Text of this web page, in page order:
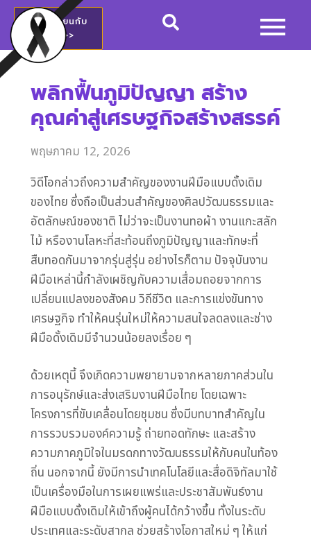
สมัครเรียนกับ
วชช.>>
พลิกฟื้นภูมิปัญญา สร้าง
คุณค่าสู่เศรษฐกิจสร้างสรรค์
พฤษภาคม 12, 2026
วิดีโอกล่าวถึงความสำคัญของงานฝีมือแบบดั้งเดิม
ของไทย ซึ่งถือเป็นส่วนสำคัญของศิลปวัฒนธรรมและ
อัตลักษณ์ของชาติ ไม่ว่าจะเป็นงานทอผ้า งานแกะสลัก
ไม้ หรืองานโลหะที่สะท้อนถึงภูมิปัญญาและทักษะที่
สืบทอดกันมาจากรุ่นสู่รุ่น อย่างไรก็ตาม ปัจจุบันงาน
ฝีมือเหล่านี้กำลังเผชิญกับความเสื่อมถอยจากการ
เปลี่ยนแปลงของสังคม วิถีชีวิต และการแข่งขันทาง
เศรษฐกิจ ทำให้คนรุ่นใหม่ให้ความสนใจลดลงและช่าง
ฝีมือดั้งเดิมมีจำนวนน้อยลงเรื่อย ๆ
ด้วยเหตุนี้ จึงเกิดความพยายามจากหลายภาคส่วนใน
การอนุรักษ์และส่งเสริมงานฝีมือไทย โดยเฉพาะ
โครงการที่ขับเคลื่อนโดยชุมชน ซึ่งมีบทบาทสำคัญใน
การรวบรวมองค์ความรู้ ถ่ายทอดทักษะ และสร้าง
ความภาคภูมิใจในมรดกทางวัฒนธรรมให้กับคนในท้อง
ถิ่น นอกจากนี้ ยังมีการนำเทคโนโลยีและสื่อดิจิทัลมาใช้
เป็นเครื่องมือในการเผยแพร่และประชาสัมพันธ์งาน
ฝีมือแบบดั้งเดิมให้เข้าถึงผู้คนได้กว้างขึ้น ทั้งในระดับ
ประเทศและระดับสากล ช่วยสร้างโอกาสใหม่ ๆ ให้แก่